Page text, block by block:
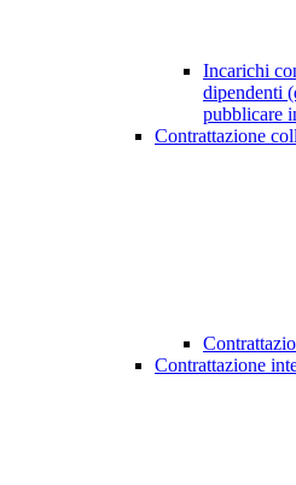
Incarichi
dipendenti
pubblicare
Contrattazione
Contrattazione